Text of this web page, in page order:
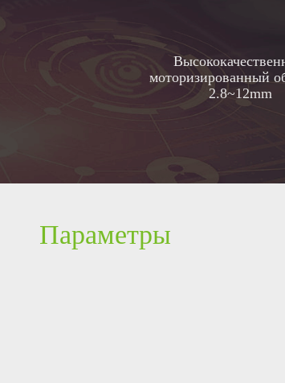
моторизированный
2.8~12mm
Параметры